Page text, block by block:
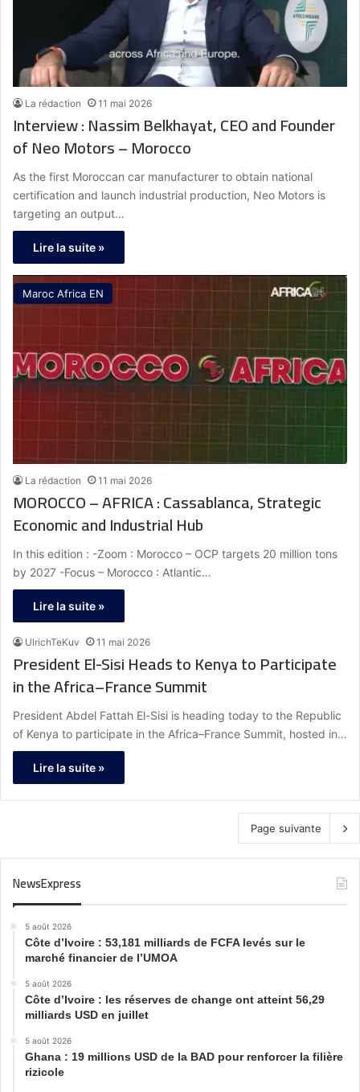
La rédaction 11 mai 2026
Interview : Nassim Belkhayat, CEO and Founder
of Neo Motors – Morocco
As the first Moroccan car manufacturer to obtain national
certification and launch industrial production, Neo Motors is
targeting an output…
Lire la suite »
Maroc Africa EN
La rédaction 11 mai 2026
MOROCCO – AFRICA : Cassablanca, Strategic
Economic and Industrial Hub
In this edition : -Zoom : Morocco – OCP targets 20 million tons
by 2027 -Focus – Morocco : Atlantic…
Lire la suite »
UlrichTeKuv 11 mai 2026
President El-Sisi Heads to Kenya to Participate
in the Africa–France Summit
President Abdel Fattah El-Sisi is heading today to the Republic
of Kenya to participate in the Africa–France Summit, hosted in…
Lire la suite »
Page suivante
NewsExpress
5 août 2026
Côte d’Ivoire : 53,181 milliards de FCFA levés sur le
marché financier de l’UMOA
5 août 2026
Côte d’Ivoire : les réserves de change ont atteint 56,29
milliards USD en juillet
5 août 2026
Ghana : 19 millions USD de la BAD pour renforcer la filière
rizicole